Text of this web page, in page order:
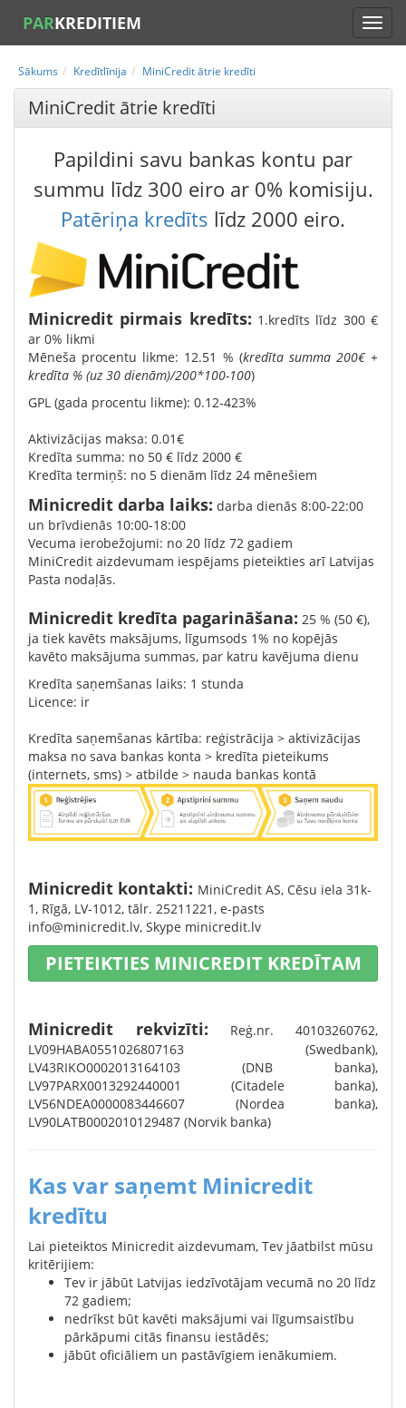
PARKREDITIEM
Sākums Kredītlīnija MiniCredit ātrie kredīti
MiniCredit ātrie kredīti
Papildini savu bankas kontu par
summu līdz 300 eiro ar 0% komisiju.
Patēriņa kredīts līdz 2000 eiro.
Minicredit pirmais kredīts: 1.kredīts līdz 300 €
ar 0% likmi
Mēneša procentu likme: 12.51 % (kredīta summa 200€ +
kredīta % (uz 30 dienām)/200*100-100)
GPL (gada procentu likme): 0.12-423%
Aktivizācijas maksa: 0.01€
Kredīta summa: no 50 € līdz 2000 €
Kredīta termiņš: no 5 dienām līdz 24 mēnešiem
Minicredit darba laiks: darba dienās 8:00-22:00
un brīvdienās 10:00-18:00
Vecuma ierobežojumi: no 20 līdz 72 gadiem
MiniCredit aizdevumam iespējams pieteikties arī Latvijas
Pasta nodaļās.
Minicredit kredīta pagarināšana: 25 % (50 €),
ja tiek kavēts maksājums, līgumsods 1% no kopējās
kavēto maksājuma summas, par katru kavējuma dienu
Kredīta saņemšanas laiks: 1 stunda
Licence: ir
Kredīta saņemšanas kārtība: reģistrācija > aktivizācijas
maksa no sava bankas konta > kredīta pieteikums
(internets, sms) > atbilde > nauda bankas kontā
Minicredit kontakti: MiniCredit AS, Cēsu iela 31k-
1, Rīgā, LV-1012, tālr. 25211221, e-pasts
info@minicredit.lv, Skype minicredit.lv
PIETEIKTIES MINICREDIT KREDĪTAM
Minicredit rekvizīti:
Reģ.nr. 40103260762,
LV09HABA0551026807163 (Swedbank),
LV43RIKO0002013164103 (DNB banka),
LV97PARX0013292440001 (Citadele banka),
LV56NDEA0000083446607 (Nordea banka),
LV90LATB0002010129487 (Norvik banka)
Kas var saņemt Minicredit
kredītu
Lai pieteiktos Minicredit aizdevumam, Tev jāatbilst mūsu
kritērijiem:
Tev ir jābūt Latvijas iedzīvotājam vecumā no 20 līdz
72 gadiem;
nedrīkst būt kavēti maksājumi vai līgumsaistību
pārkāpumi citās finansu iestādēs;
jābūt oficiāliem un pastāvīgiem ienākumiem.